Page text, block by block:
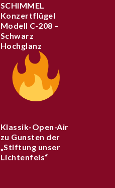
SCHIMMEL
Konzertflügel
Modell C-208 –
Schwarz
Hochglanz
Klassik-Open-Air
zu Gunsten der
„Stiftung unser
Lichtenfels“